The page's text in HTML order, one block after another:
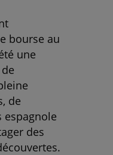
bourse au
une
de
espagnole
des